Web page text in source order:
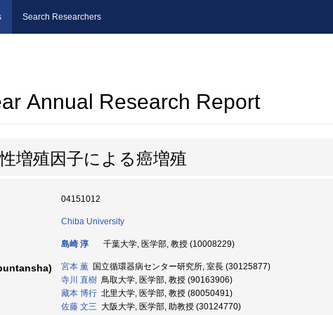
Search Researchers
Annual Research Report
増殖因子による癌増殖
04151012
Chiba University
島崎 淳 千葉大学, 医学部, 教授 (10008229)
宮本 薫 国立循環器病センター研究所, 室長 (30125877)
寺川 直樹 鳥取大学, 医学部, 教授 (90163906)
藏本 博行 北里大学, 医学部, 教授 (80050491)
佐藤 文三 大阪大学, 医学部, 助教授 (30124770)